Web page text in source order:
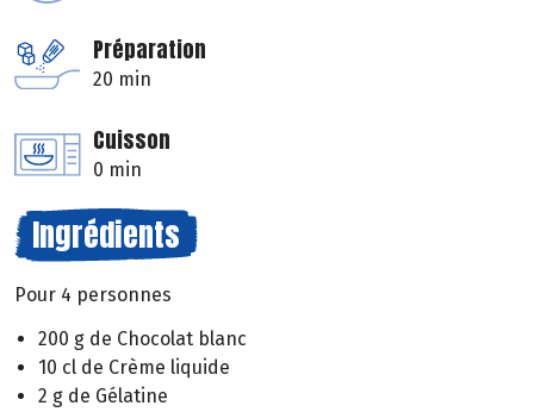
Préparation
20 min
Cuisson
0 min
Ingrédients
Pour 4 personnes
200 g de Chocolat blanc
10 cl de Crème liquide
2 g de Gélatine